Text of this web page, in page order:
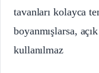
tavanları kolayca
boyanmışlarsa,
kullanılmaz